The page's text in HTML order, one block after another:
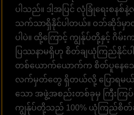
ပါသည်။ ဒါ့အပြင် လုံခြုံရေးစန
သက်သာရှိနိုင်ပါတယ်။ ဝဘ်ဆိုဒ်
ပါပဲ။ ထို့ကြောင့် ကျွန်ုပ်တို့နှင့် ဂိမ်း
ပြဿနာမရှိဟု စိတ်ချယုံကြည်နိုင်ပ
တစ်ယောက်ယောက်က စိတ်ပူနေသေ
လက်မှတ်တွေ ရှိတယ်လို့ ပြောရမယ်
သော အဖွဲ့အစည်းတစ်ခုမှ ကြီးကြ
ကျွန်ုပ်တို့သည် 100% ယုံကြည်စိတ်